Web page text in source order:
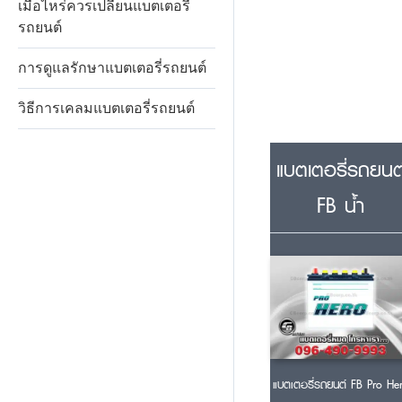
เมื่อไหร่ควรเปลี่ยนแบตเตอรี่
รถยนต์
การดูแลรักษาแบตเตอรี่รถยนต์
วิธีการเคลมแบตเตอรี่รถยนต์
แบตเตอรี่รถยน
FB น้ำ
แบตเตอรี่รถยนต์ FB Pro